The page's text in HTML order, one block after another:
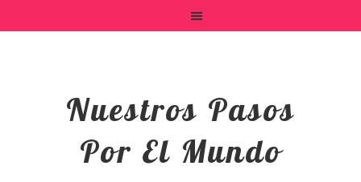
Nuestros Pasos
Por El Mundo